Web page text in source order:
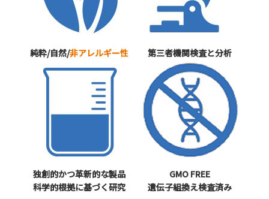
純粋/自然/非アレルギー性 第三者機関検査と分析
独創的かつ革新的な製品
科学的根拠に基づく研究
GMO FREE
遺伝子組換え検査済み